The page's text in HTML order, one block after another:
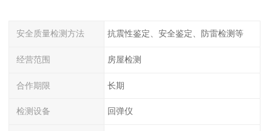
安全质量检测方法 抗震性鉴定、安全鉴定、防雷检测等
经营范围 房屋检测
合作期限 长期
检测设备 回弹仪